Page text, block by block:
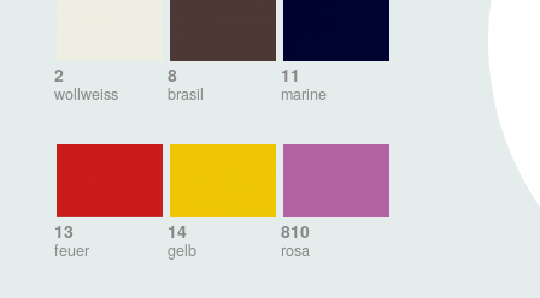
2
wollweiss
8
brasil
11
marine
13
feuer
14
gelb
810
rosa